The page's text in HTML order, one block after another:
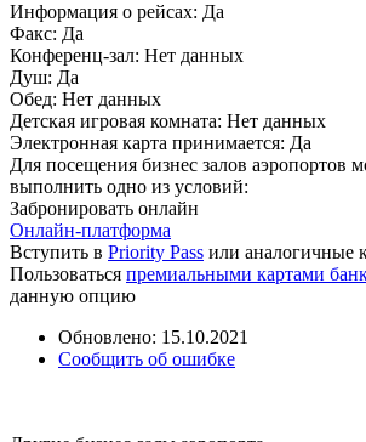
Информация о рейсах: Да
Факс: Да
Конференц-зал: Нет данных
Душ: Да
Обед: Нет данных
Детская игровая комната: Нет данных
Электронная карта принимается: Да
Для посещения бизнес залов аэропортов
выполнить одно из условий:
Забронировать онлайн
Онлайн-платформа
Вступить в Priority Pass или аналогичные
Пользоваться премиальными картами
данную опцию
Обновлено: 15.10.2021
Сообщить об ошибке